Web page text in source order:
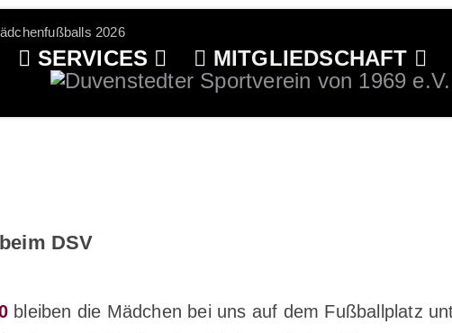
SERVICES MITGLIEDSCHAFT
2026
DSV
bleiben die Mädchen bei uns auf dem Fußballplatz